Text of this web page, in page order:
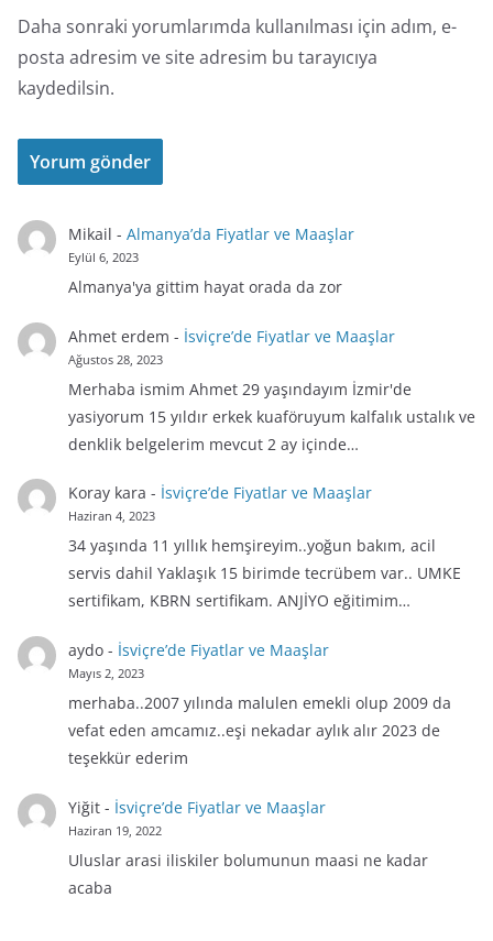
Daha sonraki yorumlarımda kullanılması için adım, e-
posta adresim ve site adresim bu tarayıcıya
kaydedilsin.
Mikail - Almanya’da Fiyatlar ve Maaşlar
Eylül 6, 2023
Almanya'ya gittim hayat orada da zor
Ahmet erdem - İsviçre’de Fiyatlar ve Maaşlar
Ağustos 28, 2023
Merhaba ismim Ahmet 29 yaşındayım İzmir'de
yasiyorum 15 yıldır erkek kuaföruyum kalfalık ustalık ve
denklik belgelerim mevcut 2 ay içinde…
Koray kara - İsviçre’de Fiyatlar ve Maaşlar
Haziran 4, 2023
34 yaşında 11 yıllık hemşireyim..yoğun bakım, acil
servis dahil Yaklaşık 15 birimde tecrübem var.. UMKE
sertifikam, KBRN sertifikam. ANJİYO eğitimim…
aydo- İsviçre’de Fiyatlar ve Maaşlar
Mayıs 2, 2023
merhaba..2007 yılında malulen emekli olup 2009 da
vefat eden amcamız..eşi nekadar aylık alır 2023 de
teşekkür ederim
Yiğit- İsviçre’de Fiyatlar ve Maaşlar
Haziran 19, 2022
Uluslar arasi iliskiler bolumunun maasi ne kadar
acaba